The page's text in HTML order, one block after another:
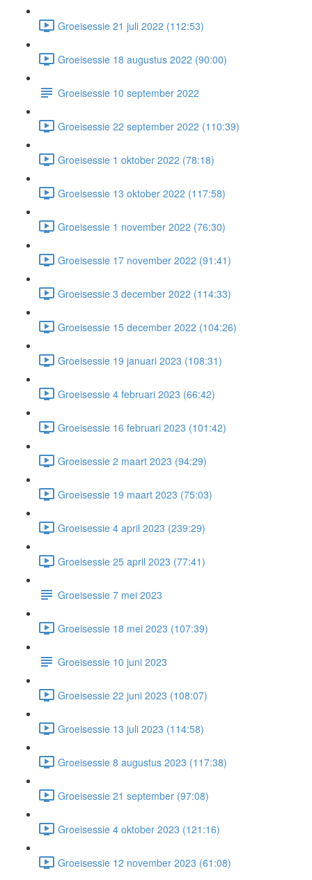
Groeisessie 21 juli 2022 (112:53)
Groeisessie 18 augustus 2022 (90:00)
Groeisessie 10 september 2022
Groeisessie 22 september 2022 (110:39)
Groeisessie 1 oktober 2022 (78:18)
Groeisessie 13 oktober 2022 (117:58)
Groeisessie 1 november 2022 (76:30)
Groeisessie 17 november 2022 (91:41)
Groeisessie 3 december 2022 (114:33)
Groeisessie 15 december 2022 (104:26)
Groeisessie 19 januari 2023 (108:31)
Groeisessie 4 februari 2023 (66:42)
Groeisessie 16 februari 2023 (101:42)
Groeisessie 2 maart 2023 (94:29)
Groeisessie 19 maart 2023 (75:03)
Groeisessie 4 april 2023 (239:29)
Groeisessie 25 april 2023 (77:41)
Groeisessie 7 mei 2023
Groeisessie 18 mei 2023 (107:39)
Groeisessie 10 juni 2023
Groeisessie 22 juni 2023 (108:07)
Groeisessie 13 juli 2023 (114:58)
Groeisessie 8 augustus 2023 (117:38)
Groeisessie 21 september (97:08)
Groeisessie 4 oktober 2023 (121:16)
Groeisessie 12 november 2023 (61:08)